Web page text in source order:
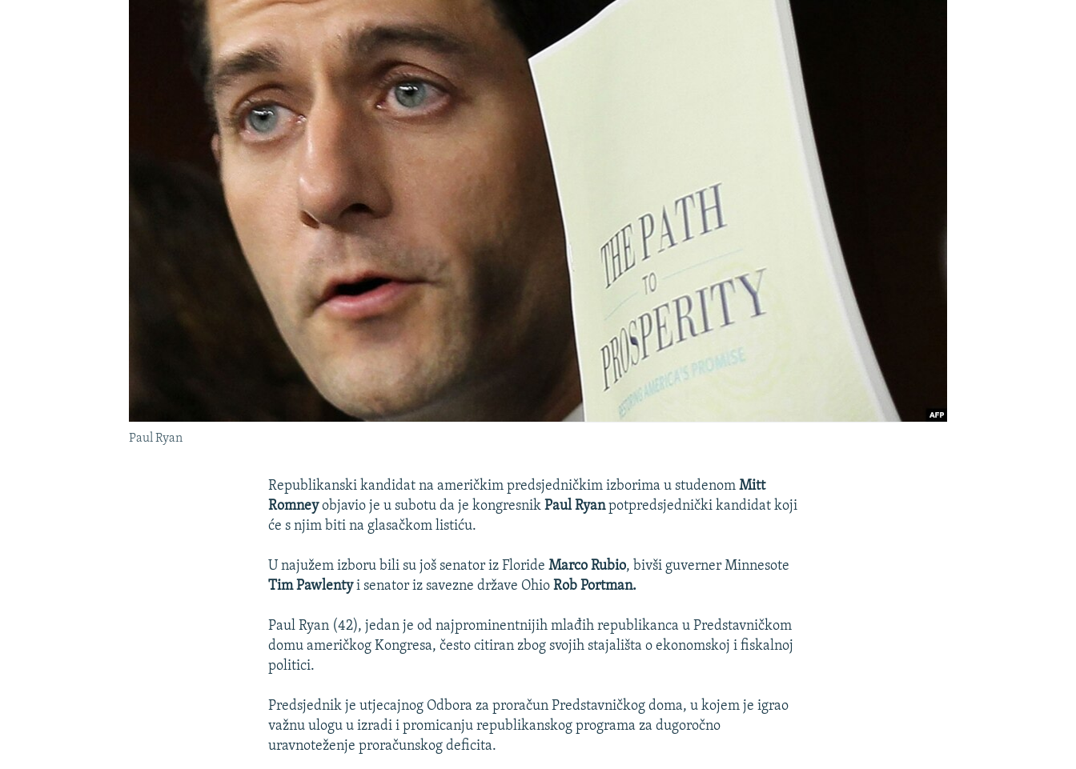
Paul Ryan
Republikanski kandidat na američkim predsjedničkim izborima u studenomMitt
Romneyobjavio je u subotu da je kongresnikPaul Ryanpotpredsjednički kandidat koji
će s njim biti na glasačkom listiću.
U najužem izboru bili su još senator iz FlorideMarco Rubio, bivši guverner Minnesote
Tim Pawlentyi senator iz savezne države OhioRob Portman.
Paul Ryan (42), jedan je od najprominentnijih mlađih republikanca u Predstavničkom
domu američkog Kongresa, često citiran zbog svojih stajališta o ekonomskoj i fiskalnoj
politici.
Predsjednik je utjecajnog Odbora za proračun Predstavničkog doma, u kojem je igrao
važnu ulogu u izradi i promicanju republikanskog programa za dugoročno
uravnoteženje proračunskog deficita.